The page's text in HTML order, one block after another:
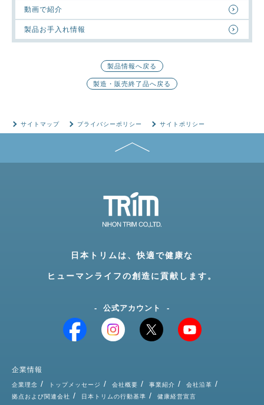
動画で紹介
製品お手入れ情報
製品情報へ戻る
製造・販売終了品へ戻る
サイトマップ プライバシーポリシー サイトポリシー
日本トリムは、快適で健康な
ヒューマンライフの創造に貢献します。
公式アカウント
企業情報
企業理念 トップメッセージ 会社概要 事業紹介
会社沿革
拠点および関連会社
日本トリムの行動基準 健康経営宣言